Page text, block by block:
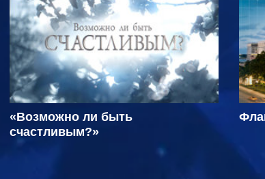
«Возможно ли быть
счастливым?»